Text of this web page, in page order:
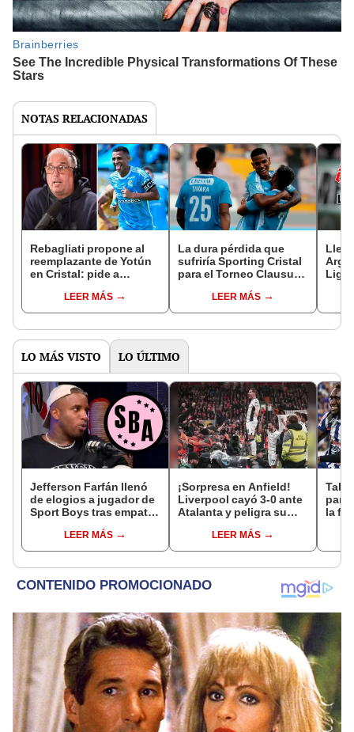
NOTAS RELACIONADAS
Rebagliati propone al
reemplazante de Yotún
en Cristal: pide a
selección peruana
LEER MÁS
La dura pérdida que
sufriría Sporting Cristal
para el Torneo Clausura
exteriorLEER MÁS
Liga
LO MÁS VISTO LO ÚLTIMO
Jefferson Farfán llenó
de elogios a jugador de
Sport Boys tras empate
"Ojalá puedas volver
pronto a tu casa"
LEER MÁS
¡Sorpresa en Anfield!
Liverpool cayó 3-0 ante
Atalanta y peligra su
semifinales de Europa
League
LEER MÁS
la